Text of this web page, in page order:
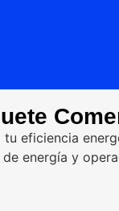
tu eficiencia
energía y